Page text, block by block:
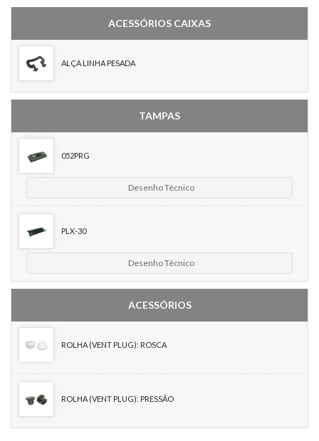
ACESSÓRIOS CAIXAS
ALÇA LINHA PESADA
TAMPAS
052PRG
Desenho Técnico
PLX-30
Desenho Técnico
ACESSÓRIOS
ROLHA (VENT PLUG): ROSCA
ROLHA (VENT PLUG): PRESSÃO